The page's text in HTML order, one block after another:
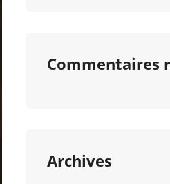
Commentaires
Archives